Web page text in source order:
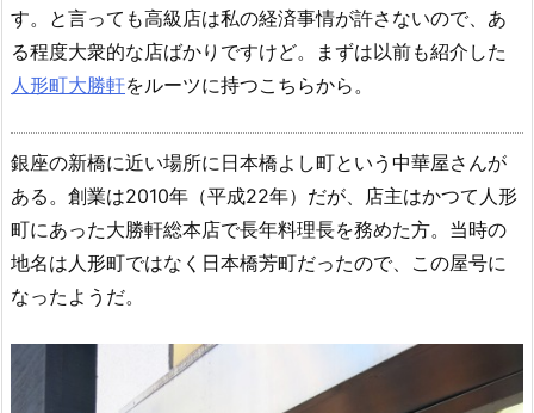
す。と言っても高級店は私の経済事情が許さないので、あ
る程度大衆的な店ばかりですけど。まずは以前も紹介した
人形町大勝軒をルーツに持つこちらから。
銀座の新橋に近い場所に日本橋よし町という中華屋さんが
ある。創業は2010年（平成22年）だが、店主はかつて人形
町にあった大勝軒総本店で長年料理長を務めた方。当時の
地名は人形町ではなく日本橋芳町だったので、この屋号に
なったようだ。